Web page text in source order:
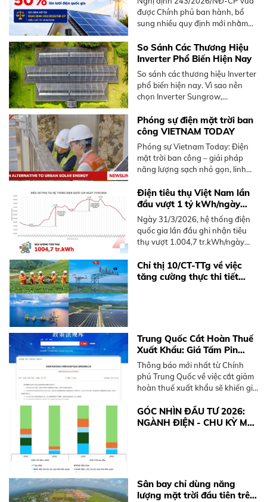
dụng. Bài viết dưới đây sẽ giúp
bạn hiểu cách lựa chọn, cấu hình
và tham khảo báo giá inverter
nhà dư thừa
được Chính phủ ban hành, bổ
sung nhiều quy định mới nhằm
mái nhà, nổi bật là cơ chế bán
điện dư lên lưới.
So Sánh Các Thương Hiệu
Inverter Phổ Biến Hiện Nay
So sánh các thương hiệu Inverter
phổ biến hiện nay. Vì sao nên
chọn Inverter Sungrow,
từ BKE Solar.
Phóng sự điện mặt trời ban
công VIETNAM TODAY
Phóng sự Vietnam Today: Điện
mặt trời ban công – giải pháp
năng lượng sạch nhỏ gọn, linh
cư tại Việt Nam, không cần mái
nhà rộng.
Điện tiêu thụ Việt Nam lần
đầu vượt 1 tỷ kWh/ngày
năm 2026
Ngày 31/3/2026, hệ thống điện
quốc gia lần đầu ghi nhận tiêu
thụ vượt 1.004,7 tr.kWh/ngày
Tìm hiểu xu hướng và giải pháp
điện mặt trời mái nhà.
Chỉ thị 10/CT-TTg về việc
tăng cường thực thi tiết
Trung Quốc Cắt Hoàn Thuế
Xuất Khẩu: Giá Tấm Pin
Solar và BESS Sắp Tăng
Mạnh
Thông báo mới nhất từ Chính
phủ Trung Quốc về việc cắt giảm
hoàn thuế xuất khẩu sẽ khiến giá
trữ (BESS) tăng từ 10-15%. Xem
ngay khuyến nghị từ BKE Solar.
GÓC NHÌN ĐẦU TƯ 2026:
NGÀNH ĐIỆN - CHU KỲ MỚI
Sân bay chỉ dùng năng
lượng mặt trời đầu tiên trên